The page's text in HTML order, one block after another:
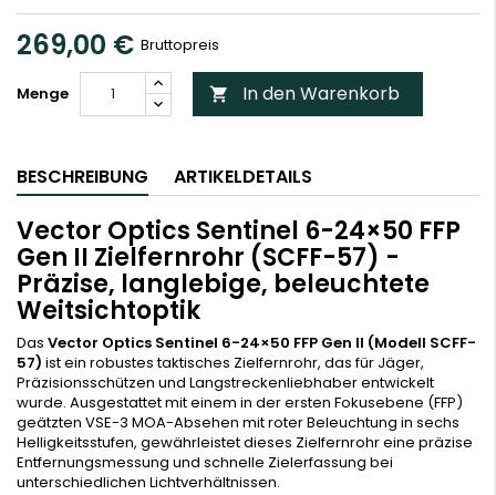
269,00 € Bruttopreis
Menge  In den Warenkorb
BESCHREIBUNG ARTIKELDETAILS
Vector Optics Sentinel 6-24×50 FFP
Gen II Zielfernrohr (SCFF-57) -
Präzise, langlebige, beleuchtete
Weitsichtoptik
Das Vector Optics Sentinel 6-24×50 FFP Gen II (Modell SCFF-
57) ist ein robustes taktisches Zielfernrohr, das für Jäger,
Präzisionsschützen und Langstreckenliebhaber entwickelt
wurde. Ausgestattet mit einem in der ersten Fokusebene (FFP)
geätzten VSE-3 MOA-Absehen mit roter Beleuchtung in sechs
Helligkeitsstufen, gewährleistet dieses Zielfernrohr eine präzise
Entfernungsmessung und schnelle Zielerfassung bei
unterschiedlichen Lichtverhältnissen.